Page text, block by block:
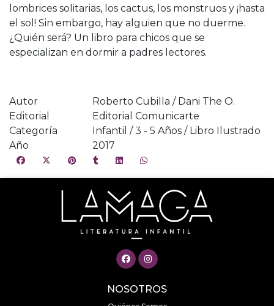
lombrices solitarias, los cactus, los monstruos y ¡hasta
el sol! Sin embargo, hay alguien que no duerme.
¿Quién será? Un libro para chicos que se
especializan en dormir a padres lectores.
Autor
Roberto Cubilla / Dani The O.
Editorial
Editorial Comunicarte
Categoría
Infantil / 3 - 5 Años / Libro Ilustrado
Año
2017
NOSOTROS